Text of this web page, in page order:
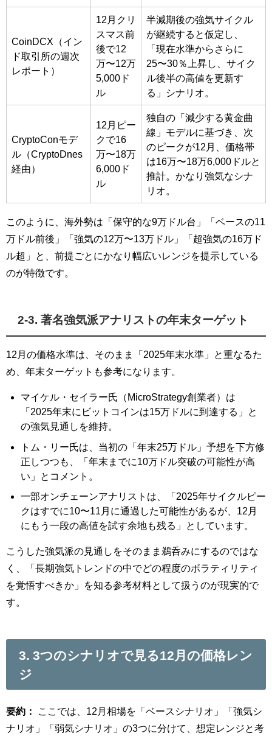
CoinDCX（イン
ド取引所の週次
レポート）
12月クリ
スマス前
後で12
万〜12万
5,000ド
ル
半減期後の強気サイクル
が継続すると仮定し、
「現在水準からさらに
25〜30％上昇し、サイク
ル後半の高値を更新す
る」シナリオ。
CryptoConモデ
ル（CryptoDnes
経由）
12月ピー
クで16
万〜18万
6,000ド
ル
独自の「減少する黄金曲
線」モデルに基づき、次
のピークが12月、価格帯
は16万〜18万6,000ドルと
推計。かなり強気なシナ
リオ。
このように、海外勢は「保守的な9万ドル台」「ベースの11
万ドル前後」「強気の12万〜13万ドル」「超強気の16万ド
ル超」と、前提ごとにかなり幅広いレンジを提示している
のが特徴です。
2-3. 著名強気派アナリストの年末ターゲット
12月の価格水準は、そのまま「2025年末水準」と重なるた
め、年末ターゲットも参考になります。
マイケル・セイラー氏（MicroStrategy創業者）は
「2025年末にビットコインは15万ドルに到達する」と
の強気見通しを維持。
トム・リー氏は、当初の「年末25万ドル」予想を下方修
正しつつも、「年末までに10万ドル突破の可能性が高
い」とコメント。
一部オンチェーンアナリストは、「2025年サイクルピー
クはすでに10〜11月に通過した可能性があるが、12月
にもう一段の高値を試す余地も残る」としています。
こうした強気派の見通しをそのまま鵜呑みにするのではな
く、「長期強気トレンドの中でどの程度のボラティリティ
を覚悟すべきか」を知る参考材料として扱うのが現実的で
す。
3. 3つのシナリオで見る12月の価格レン
ジ
要約：
ここでは、12月相場を「ベースシナリオ」「強気シ
ナリオ」「弱気シナリオ」の3つに分けて、想定レンジと考